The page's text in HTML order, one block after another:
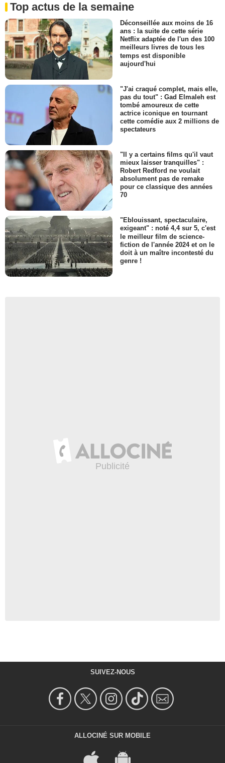
Top actus de la semaine
Déconseillée aux moins de 16
ans : la suite de cette série
Netflix adaptée de l'un des 100
meilleurs livres de tous les
temps est disponible
aujourd'hui
"J'ai craqué complet, mais elle,
pas du tout" : Gad Elmaleh est
tombé amoureux de cette
actrice iconique en tournant
cette comédie aux 2 millions de
spectateurs
"Il y a certains films qu'il vaut
mieux laisser tranquilles" :
Robert Redford ne voulait
absolument pas de remake
pour ce classique des années
70
"Eblouissant, spectaculaire,
exigeant" : noté 4,4 sur 5, c'est
le meilleur film de science-
fiction de l'année 2024 et on le
doit à un maître incontesté du
genre !
SUIVEZ-NOUS
ALLOCINÉ SUR MOBILE